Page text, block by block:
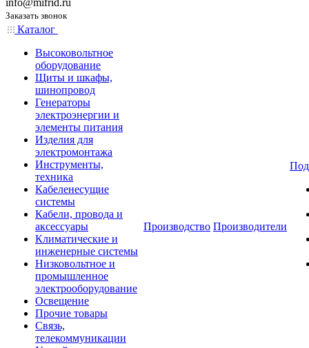
info@mifrid.ru
Заказать звонок
Каталог
Высоковольтное
оборудование
Щиты и шкафы,
шинопровод
Генераторы
электроэнергии и
элементы питания
Изделия для
электромонтажа
Инструменты,
техника
Кабеленесущие
системы
Кабели, провода и
аксессуары
Климатические и
инженерные системы
Низковольтное и
промышленное
электрооборудование
Освещение
Прочие товары
Связь,
телекоммуникации
Производство Производители